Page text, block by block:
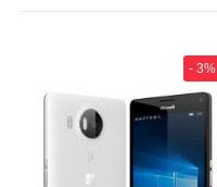
- 3%